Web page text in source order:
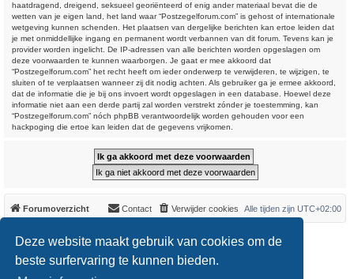
Deze website maakt gebruik van cookies om de
beste surfervaring te kunnen bieden.
haatdragend, dreigend, seksueel georiënteerd of enig ander materiaal bevat die de
wetten van je eigen land, het land waar “Postzegelforum.com” is gehost of internationale
wetgeving kunnen schenden. Het plaatsen van dergelijke berichten kan ertoe leiden dat
je met onmiddellijke ingang en permanent wordt verbannen van dit forum. Tevens kan je
provider worden ingelicht. De IP-adressen van alle berichten worden opgeslagen om
deze voorwaarden te kunnen waarborgen. Je gaat er mee akkoord dat
“Postzegelforum.com” het recht heeft om ieder onderwerp te verwijderen, te wijzigen, te
sluiten of te verplaatsen wanneer zij dit nodig achten. Als gebruiker ga je ermee akkoord,
dat de informatie die je bij ons invoert wordt opgeslagen in een database. Hoewel deze
informatie niet aan een derde partij zal worden verstrekt zónder je toestemming, kan
“Postzegelforum.com” nóch phpBB verantwoordelijk worden gehouden voor een
hackpoging die ertoe kan leiden dat de gegevens vrijkomen.
Forumoverzicht Alle tijden zijn UTC+02:00
Verwijder cookies
Contact
*Original Author:Brad Veryard
*Updated to 3.3.x by MannixMD
* Style version: 3.4.0
Powered by